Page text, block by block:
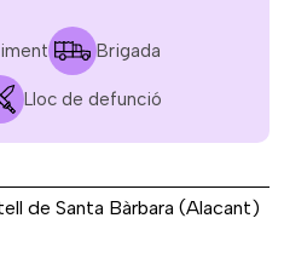
Brigada
Lloc de defunció
de Santa Bàrbara (Alacant)